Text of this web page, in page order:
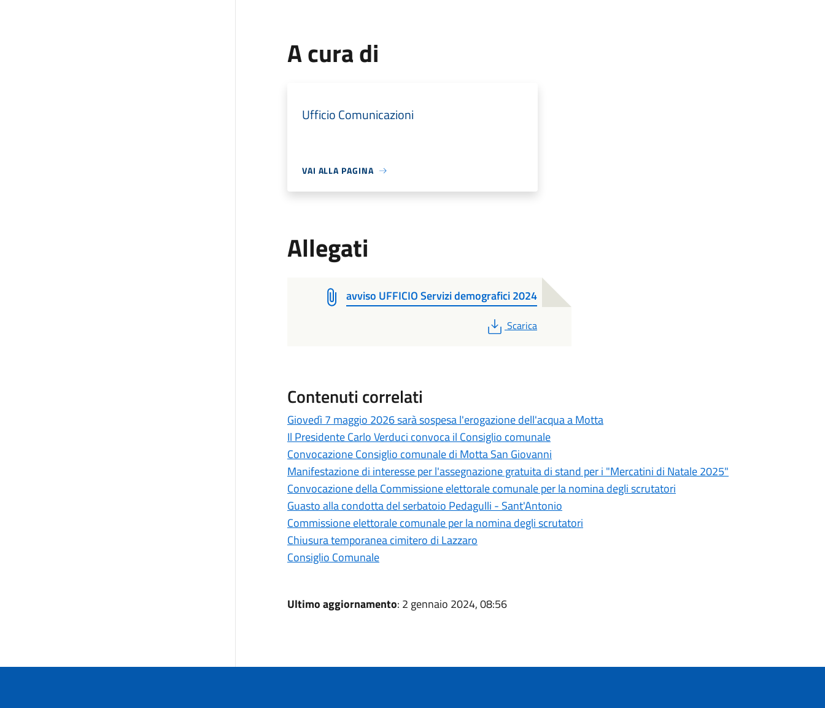
A cura di
Ufficio Comunicazioni
VAI ALLA PAGINA
Allegati
avviso UFFICIO Servizi demografici 2024
PDF
Scarica
Contenuti correlati
Giovedì 7 maggio 2026 sarà sospesa l'erogazione dell'acqua a Motta
Il Presidente Carlo Verduci convoca il Consiglio comunale
Convocazione Consiglio comunale di Motta San Giovanni
Manifestazione di interesse per l'assegnazione gratuita di stand per i "Mercatini di Natale 2025"
Convocazione della Commissione elettorale comunale per la nomina degli scrutatori
Guasto alla condotta del serbatoio Pedagulli - Sant'Antonio
Commissione elettorale comunale per la nomina degli scrutatori
Chiusura temporanea cimitero di Lazzaro
Consiglio Comunale
Ultimo aggiornamento: 2 gennaio 2024, 08:56